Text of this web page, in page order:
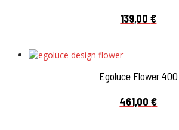
139,00€
Egoluce Flower 400
461,00€